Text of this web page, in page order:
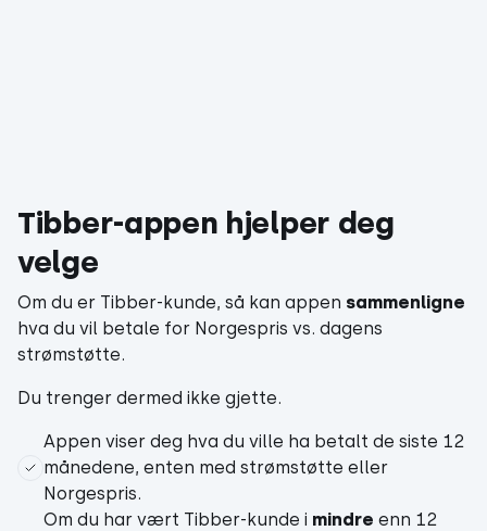
Tibber-appen hjelper deg
velge
Om du er Tibber-kunde, så kan appen sammenligne
hva du vil betale for Norgespris vs. dagens
strømstøtte.
Du trenger dermed ikke gjette.
Appen viser deg hva du ville ha betalt de siste 12
månedene, enten med strømstøtte eller
Norgespris.
Om du har vært Tibber-kunde i mindre enn 12